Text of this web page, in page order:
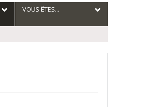
la
langue
VOUS ÊTES...